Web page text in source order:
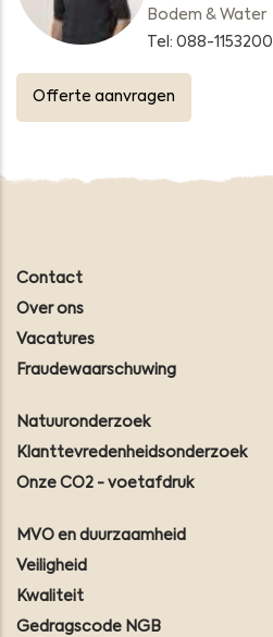
Bodem & Water
Tel: 088-1153200
Offerte aanvragen
Contact
Over ons
Vacatures
Fraudewaarschuwing
Natuuronderzoek
Klanttevredenheidsonderzoek
Onze CO2 - voetafdruk
MVO en duurzaamheid
Veiligheid
Kwaliteit
Gedragscode NGB